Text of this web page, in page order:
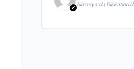
Almanya’da Dikkatleri